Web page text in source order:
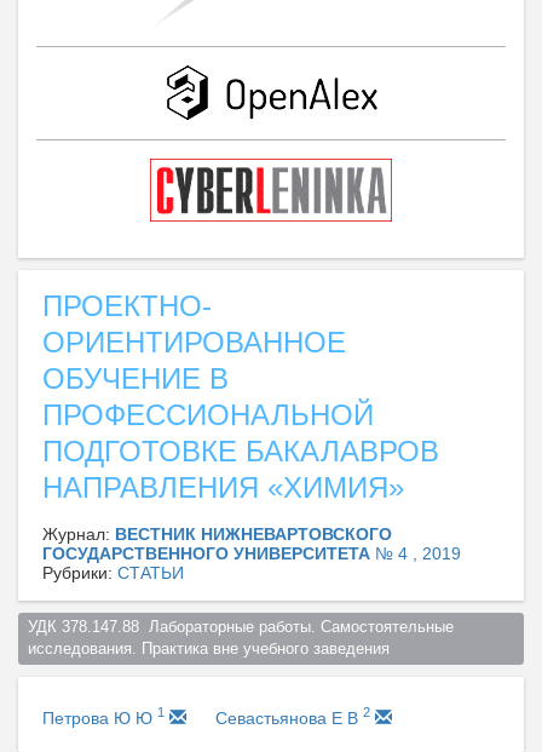
ПРОЕКТНО-
ОРИЕНТИРОВАННОЕ
ОБУЧЕНИЕ В
ПРОФЕССИОНАЛЬНОЙ
ПОДГОТОВКЕ БАКАЛАВРОВ
НАПРАВЛЕНИЯ «ХИМИЯ»
Журнал: ВЕСТНИК НИЖНЕВАРТОВСКОГО
ГОСУДАРСТВЕННОГО УНИВЕРСИТЕТА № 4 , 2019
Рубрики: СТАТЬИ
УДК 378.147.88  Лабораторные работы. Самостоятельные
исследования. Практика вне учебного заведения
Петрова Ю Ю 1 Севастьянова Е В 2